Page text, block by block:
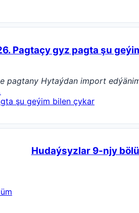
Pagtaçy gyz pagta şu
pagtany Hytaýdan import
şu geýim bilen çykar
Hudaýsyzlar 9-njy